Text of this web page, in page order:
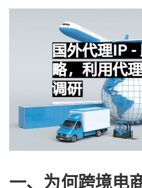
一、为何跨境电